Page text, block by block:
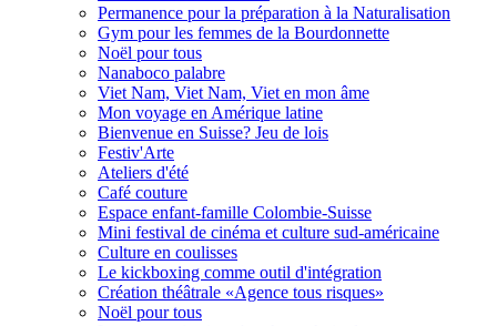
Permanence pour la préparation à la Naturalisation
Gym pour les femmes de la Bourdonnette
Noël pour tous
Nanaboco palabre
Viet Nam, Viet Nam, Viet en mon âme
Mon voyage en Amérique latine
Bienvenue en Suisse? Jeu de lois
Festiv'Arte
Ateliers d'été
Café couture
Espace enfant-famille Colombie-Suisse
Mini festival de cinéma et culture sud-américaine
Culture en coulisses
Le kickboxing comme outil d'intégration
Création théâtrale «Agence tous risques»
Noël pour tous